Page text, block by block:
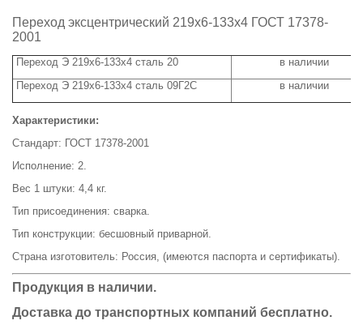
Переход эксцентрический 219х6-133х4 ГОСТ 17378-
2001
Переход Э 219х6-133х4 сталь 20
в наличии
Переход Э 219х6-133х4 сталь 09Г2С
в наличии
Характеристики:
Стандарт: ГОСТ 17378-2001
Исполнение: 2.
Вес 1 штуки: 4,4 кг.
Тип присоединения: сварка.
Тип конструкции: бесшовный приварной.
Страна изготовитель: Россия, (имеются паспорта и сертификаты).
Продукция в наличии.
Доставка до транспортных компаний бесплатно.